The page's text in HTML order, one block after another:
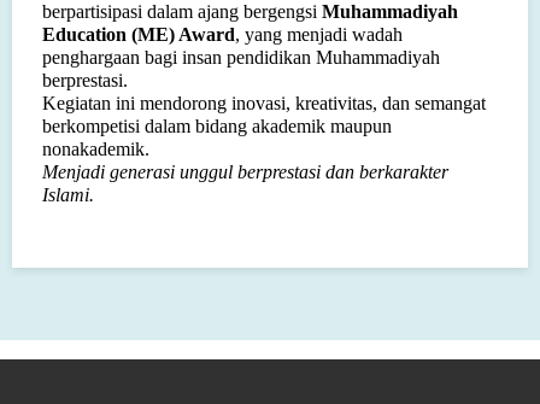
berpartisipasi dalam ajang bergengsi Muhammadiyah
Education (ME) Award, yang menjadi wadah
penghargaan bagi insan pendidikan Muhammadiyah
berprestasi.
Kegiatan ini mendorong inovasi, kreativitas, dan semangat
berkompetisi dalam bidang akademik maupun
nonakademik.
Menjadi generasi unggul berprestasi dan berkarakter
Islami.